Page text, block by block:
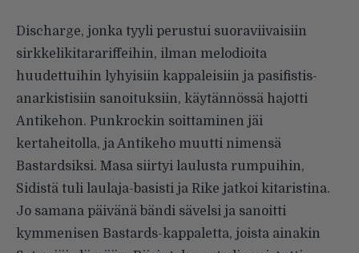
Discharge, jonka tyyli perustui suoraviivaisiin
sirkkelikitarariffeihin, ilman melodioita
huudettuihin lyhyisiin kappaleisiin ja pasifistis-
anarkistisiin sanoituksiin, käytännössä hajotti
Antikehon. Punkrockin soittaminen jäi
kertaheitolla, ja Antikeho muutti nimensä
Bastardsiksi. Masa siirtyi laulusta rumpuihin,
Sidistä tuli laulaja-basisti ja Rike jatkoi kitaristina.
Jo samana päivänä bändi sävelsi ja sanoitti
kymmenisen Bastards-kappaletta, joista ainakin